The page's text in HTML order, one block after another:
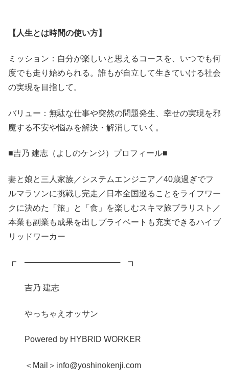
【人生とは時間の使い方】
ミッション：自分が楽しいと思えるコースを、いつでも何
度でも走り始められる。誰もが自立して生きていける社会
の実現を目指して。
バリュー：無駄な仕事や突然の問題発生、幸せの実現を邪
魔する不安や悩みを解決・解消していく。
■吉乃 建志（よしのケンジ）プロフィール■
妻と娘と三人家族／システムエンジニア／40歳過ぎでフ
ルマラソンに挑戦し完走／日本全国巡ることをライフワー
クに決めた「旅」と「食」を楽しむスキマ旅ブラリスト／
本業も副業も成果を出しプライベートも充実できるハイブ
リッドワーカー
┏ ───────────────── ┓
吉乃 建志
やっちゃえオッサン
Powered by HYBRID WORKER
＜Mail＞info@yoshinokenji.com